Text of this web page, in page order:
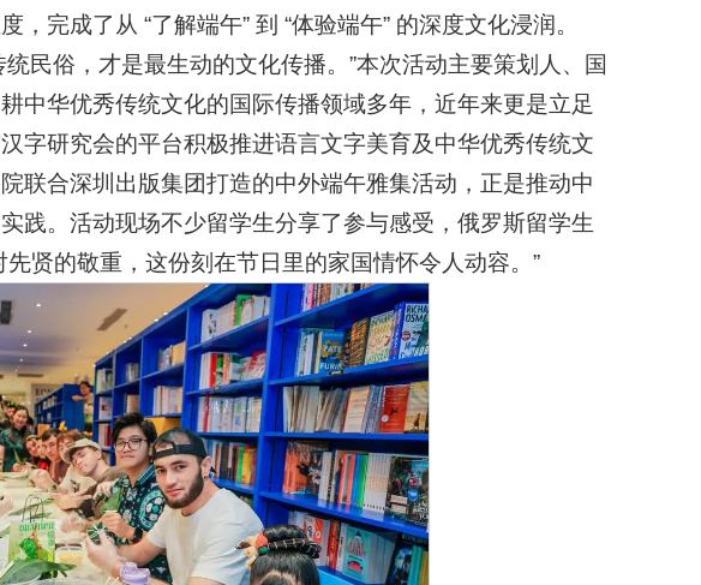
完成了从 “了解端午” 到 “体验端午” 的深度文化浸润。
民俗，才是最生动的文化传播。”本次活动主要策划人、国
中华优秀传统文化的国际传播领域多年，近年来更是立足
字研究会的平台积极推进语言文字美育及中华优秀传统文
联合深圳出版集团打造的中外端午雅集活动，正是推动中
践。活动现场不少留学生分享了参与感受，俄罗斯留学生
贤的敬重，这份刻在节日里的家国情怀令人动容。”